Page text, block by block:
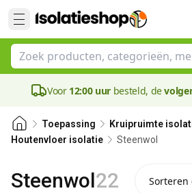
Voor 12:00 uur besteld, de
Toepassing Kruipruimte
Houtenvloer isolatie
Steenwol
Steenwol22 Sorteren